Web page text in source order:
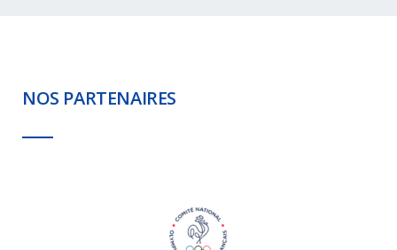
NOS PARTENAIRES